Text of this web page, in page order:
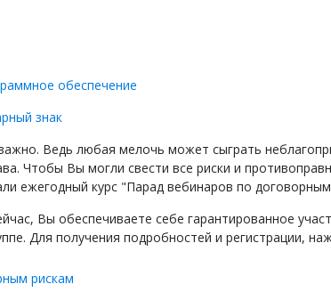
обеспечение
знак
Ведь любая мелочь может сыграть
Чтобы Вы могли свести все риски и
ежегодный курс "Парад вебинаров по
Вы обеспечиваете себе гарантированное
Для получения подробностей и регистрации,